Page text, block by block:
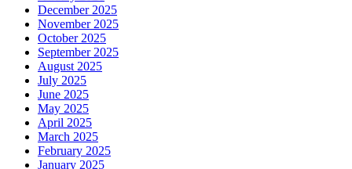
December 2025
November 2025
October 2025
September 2025
August 2025
July 2025
June 2025
May 2025
April 2025
March 2025
February 2025
January 2025